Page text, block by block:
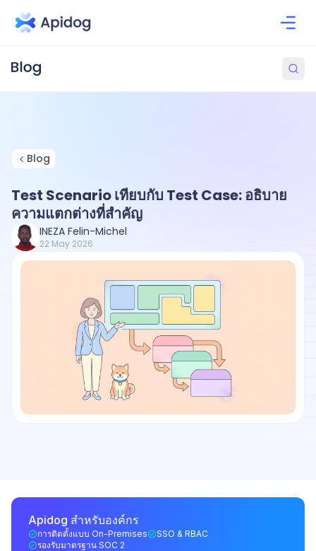
Blog
Test Scenario เทียบกับ Test Case: อธิบาย
ความแตกต่างที่สำคัญ
INEZA Felin-Michel
22 May 2026
Apidog สำหรับองค์กร
การติดตั้งแบบ On-Premises
SSO & RBAC
รองรับมาตรฐาน SOC 2